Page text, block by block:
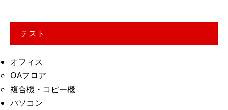
テスト
オフィス
OAフロア
複合機・コピー機
パソコン